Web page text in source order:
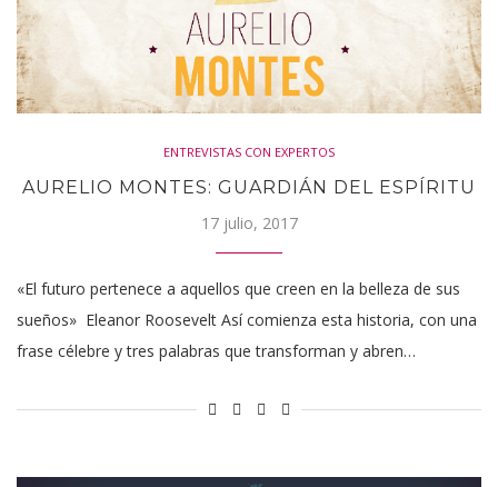
ENTREVISTAS CON EXPERTOS
AURELIO MONTES: GUARDIÁN DEL ESPÍRITU
17 julio, 2017
«El futuro pertenece a aquellos que creen en la belleza de sus
sueños» Eleanor Roosevelt Así comienza esta historia, con una
frase célebre y tres palabras que transforman y abren…